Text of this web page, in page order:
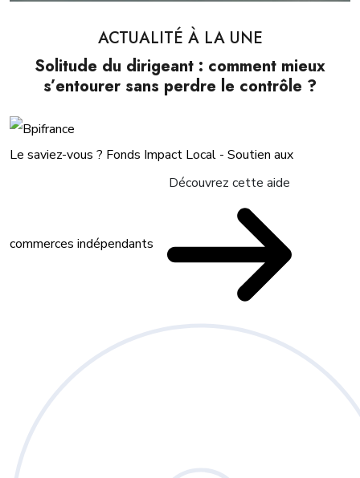
ACTUALITÉ À LA UNE
Solitude du dirigeant : comment mieux
s’entourer sans perdre le contrôle ?
Le saviez-vous ? Fonds Impact Local - Soutien aux
commerces indépendants
Découvrez cette aide